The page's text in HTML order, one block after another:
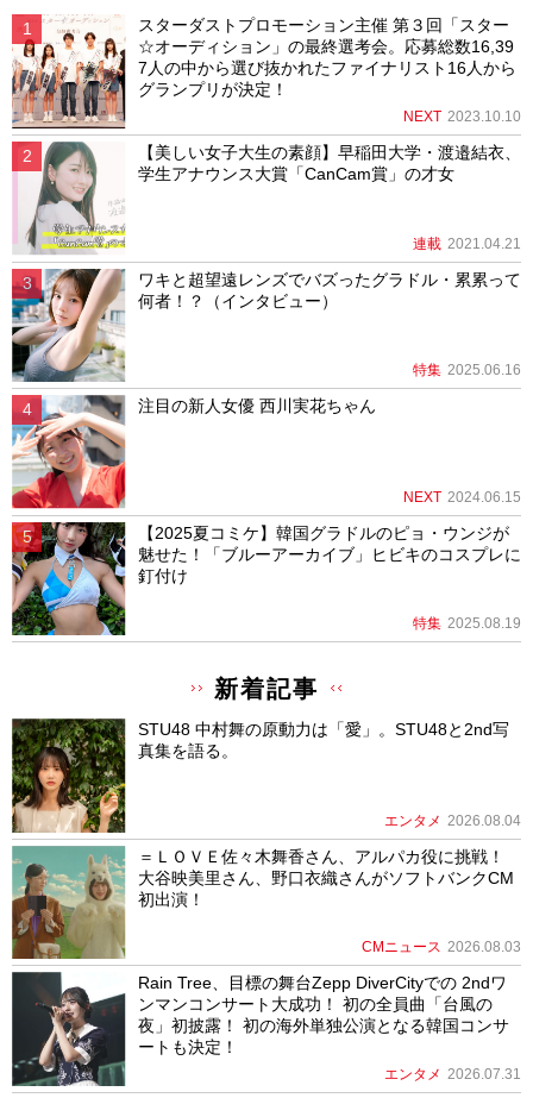
スターダストプロモーション主催 第３回「スター
☆オーディション」の最終選考会。応募総数16,39
7人の中から選び抜かれたファイナリスト16人から
グランプリが決定！
NEXT 2023.10.10
【美しい女子大生の素顔】早稲田大学・渡邉結衣、
学生アナウンス大賞「CanCam賞」の才女
連載 2021.04.21
ワキと超望遠レンズでバズったグラドル・累累って
何者！？（インタビュー）
特集 2025.06.16
注目の新人女優 西川実花ちゃん
NEXT 2024.06.15
【2025夏コミケ】韓国グラドルのピョ・ウンジが
魅せた！「ブルーアーカイブ」ヒビキのコスプレに
釘付け
特集 2025.08.19
新着記事
STU48 中村舞の原動力は「愛」。STU48と2nd写
真集を語る。
エンタメ 2026.08.04
＝ＬＯＶＥ佐々木舞香さん、アルパカ役に挑戦！
大谷映美里さん、野口衣織さんがソフトバンクCM
初出演！
CMニュース 2026.08.03
Rain Tree、目標の舞台Zepp DiverCityでの 2ndワ
ンマンコンサート大成功！ 初の全員曲「台風の
夜」初披露！ 初の海外単独公演となる韓国コンサ
ートも決定！
エンタメ 2026.07.31